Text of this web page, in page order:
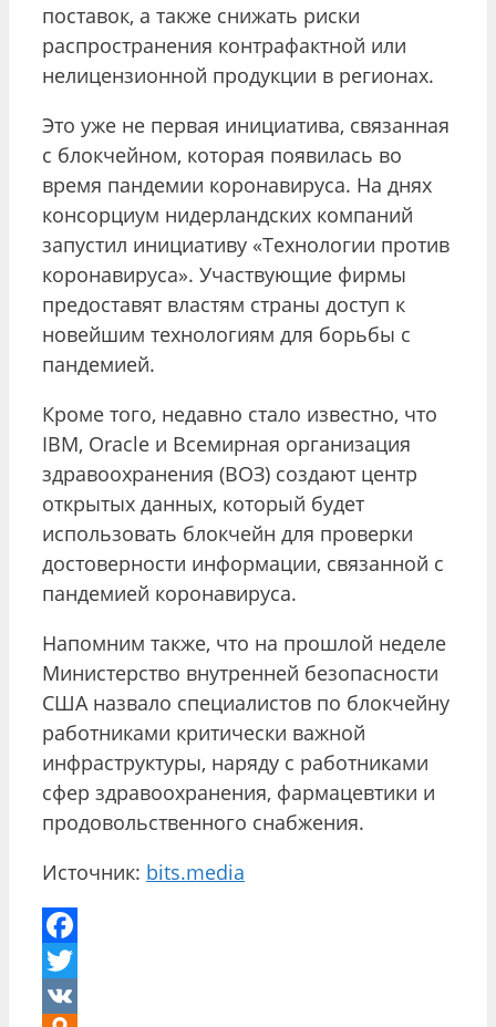
поставок, а также снижать риски
распространения контрафактной или
нелицензионной продукции в регионах.
Это уже не первая инициатива, связанная
с блокчейном, которая появилась во
время пандемии коронавируса. На днях
консорциум нидерландских компаний
запустил инициативу «Технологии против
коронавируса». Участвующие фирмы
предоставят властям страны доступ к
новейшим технологиям для борьбы с
пандемией.
Кроме того, недавно стало известно, что
IBM, Oracle и Всемирная организация
здравоохранения (ВОЗ) создают центр
открытых данных, который будет
использовать блокчейн для проверки
достоверности информации, связанной с
пандемией коронавируса.
Напомним также, что на прошлой неделе
Министерство внутренней безопасности
США назвало специалистов по блокчейну
работниками критически важной
инфраструктуры, наряду с работниками
сфер здравоохранения, фармацевтики и
продовольственного снабжения.
Источник: bits.media
Facebook
Twitter